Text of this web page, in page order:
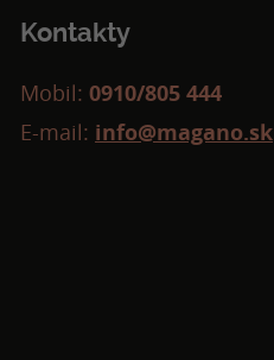
Kontakty
Mobil: 0910/805 444
E-mail: info@magano.sk